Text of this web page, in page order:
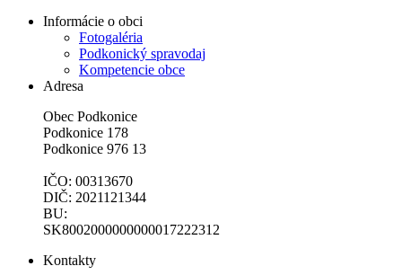
Informácie o obci
Fotogaléria
Podkonický spravodaj
Kompetencie obce
Adresa
Obec Podkonice
Podkonice 178
Podkonice 976 13
IČO: 00313670
DIČ: 2021121344
BU:
SK8002000000000017222312
Kontakty